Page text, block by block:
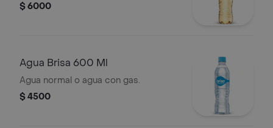
$ 6000
Agua Brisa 600 Ml
Agua normal o agua con gas.
$ 4500